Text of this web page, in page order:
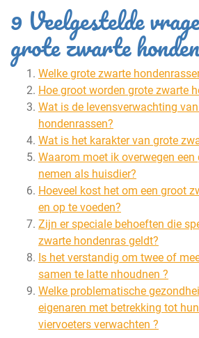
9 Veelgestelde
grote zwarte
Welke grote zwarte
Hoe groot worden grote zwarte
Wat is de levensverwachting
hondenrassen?
Wat is het karakter van grote
Waarom moet ik overwegen
nemen als huisdier?
Hoeveel kost het om een ​​groot
en op te voeden?
Zijn er speciale behoeften die
zwarte hondenras geldt?
Is het verstandig om twee of
samen te latte nhoudnen ?
Welke problematische
eigenaren met betrekking tot
viervoeters verwachten ?